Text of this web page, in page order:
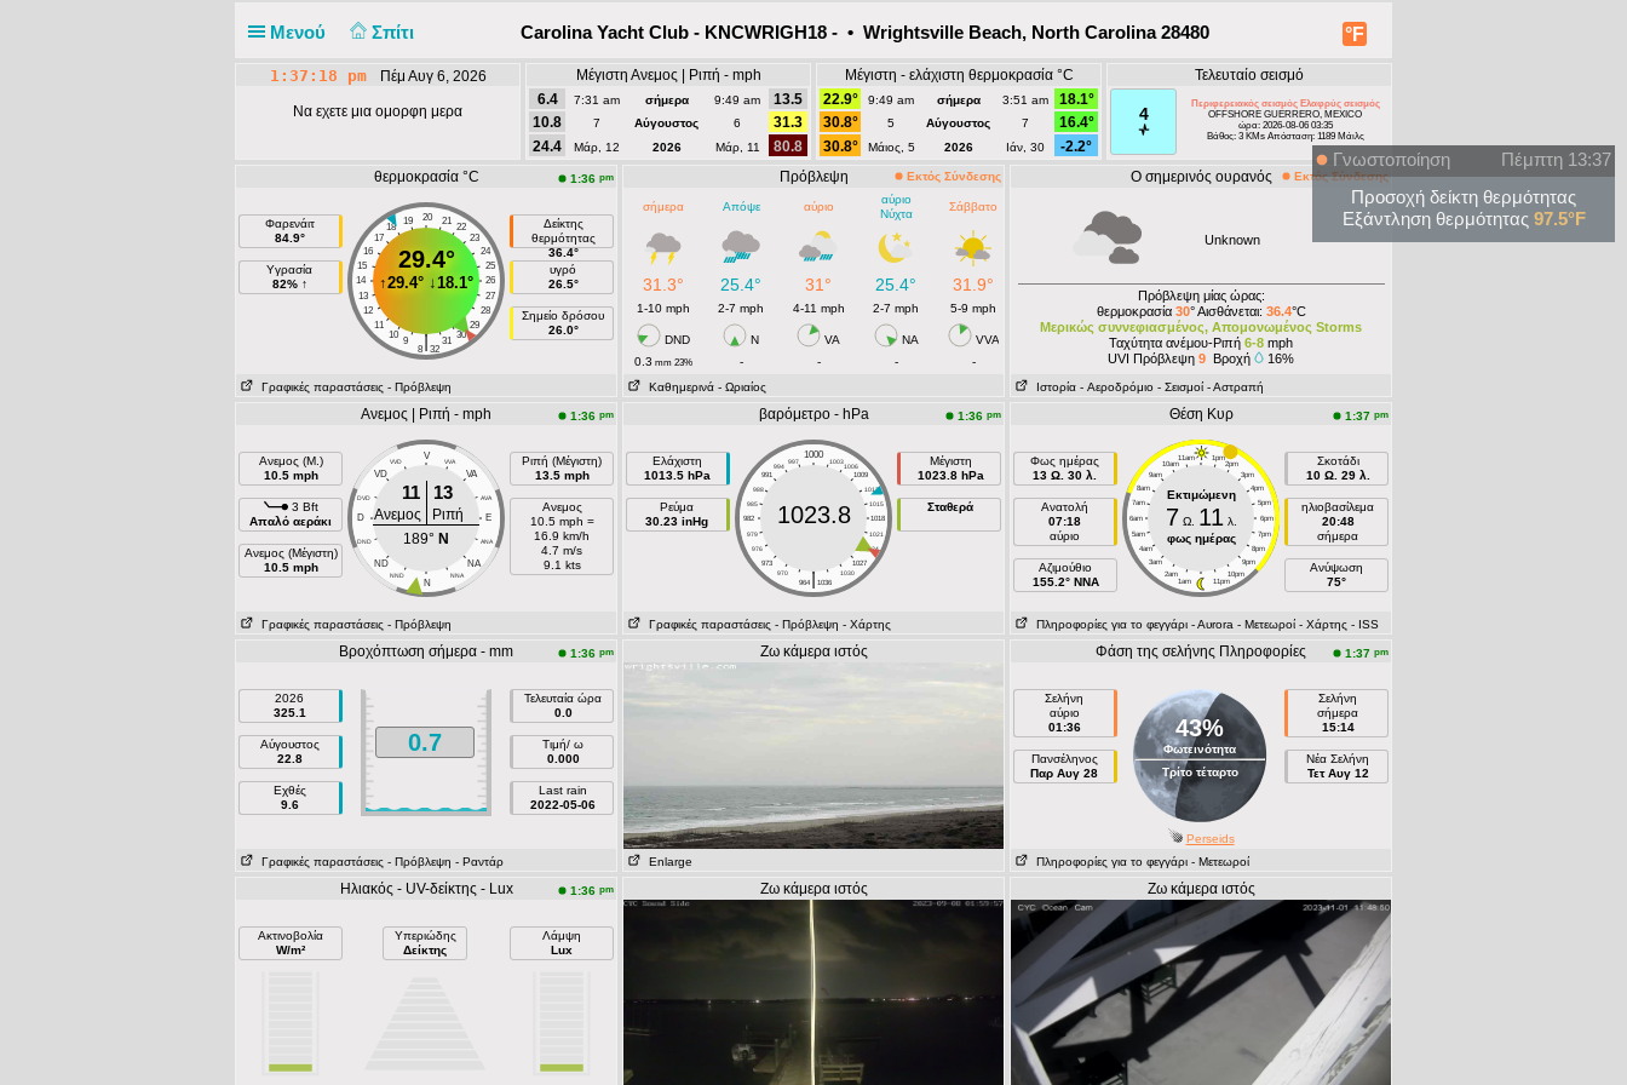
Μενού Σπίτι °F
Carolina Yacht Club - KNCWRIGH18 - • Wrightsville Beach, North Carolina 28480
1:37:18 pm Πέμ Αυγ 6, 2026
Να εχετε μια ομορφη μερα
Μέγιστη Ανεμος | Ριπή - mph
6.4
7:31 am σήμερα 9:49 am
13.5
10.8
7 Αύγουστος 6
31.3
24.4
Μάρ, 12 2026 Μάρ, 11 80.8
Μέγιστη - ελάχιστη θερμοκρασία °C
22.9°
9:49 am σήμερα 3:51 am
18.1°
30.8°
5 Αύγουστος 7
16.4°
30.8°
Μάιος, 5 2026 Ιάν, 30 -2.2°
Τελευταίο σεισμό
4
Περιφερειακός σεισμός Ελαφρύς σεισμός
OFFSHORE GUERRERO, MEXICO
ώρα: 2026-08-06 03:35
Βάθος: 3 KMs Απόσταση: 1189 Μάιλς
θερμοκρασία °C 1:36 pm
Φαρενάιτ
84.9°
Υγρασία
82% ↑
20
19 21
18
22
17
23
16
24
15
25
14
26
13
27
12
28
11
29
10
30
9 31
|
8 32
29.4°
↑29.4° ↓18.1°
Δείκτης
θερμότητας
36.4°
υγρό
26.5°
Σημείο δρόσου
26.0°
Γραφικές παραστάσεις - Πρόβλεψη
Πρόβλεψη Εκτός Σύνδεσης
σήμερα Απόψε αύριο
αύριο
Νύχτα
Σάββατο
31.3° 25.4° 31° 25.4° 31.9°
1-10 mph 2-7 mph 4-11 mph 2-7 mph 5-9 mph
DND N VA NA
VVA
0.3 mm 23% - - -
-
Καθημερινά - Ωριαίος
Ο σημερινός ουρανός Εκτός Σύνδεσης
Unknown
Πρόβλεψη μίας ώρας:
θερμοκρασία 30° Αισθάνεται: 36.4°C
Μερικώς συννεφιασμένος, Απομονωμένος Storms
Ταχύτητα ανέμου-Ριπή 6-8 mph
UVI Πρόβλεψη 9 Βροχή 16%
Ιστορία - Aεροδρόμιο - Σεισμοί - Αστραπή
Ανεμος | Ριπή - mph 1:36 pm
Ανεμος (Μ.)
10.5 mph
3 Bft
Απαλό αεράκι
Ανεμος (Μέγιστη)
10.5 mph
V
VVD VVA
VD VA
DVD AVA
D E
DND ANA
ND NA
NND NNA
N
11 13
Ανεμος
Ριπή
189° N
Ριπή (Μέγιστη)
13.5 mph
Ανεμος
10.5 mph =
16.9 km/h
4.7 m/s
9.1 kts
Γραφικές παραστάσεις - Πρόβλεψη
βαρόμετρο - hPa 1:36 pm
Ελάχιστη
1013.5 hPa
Ρεύμα
30.23 inHg
1000
997 1003
994
1006
991
1009
988
1012
985
1015
982
1018
979
1021
976
1024
973
1027
970
1030
|
964 1036
1023.8
Μέγιστη
1023.8 hPa
Σταθερά
Γραφικές παραστάσεις - Πρόβλεψη - Χάρτης
Θέση Κυρ 1:37 pm
Φως ημέρας
13 Ω. 30 λ.
Ανατολή
07:18
αύριο
Aζιμούθιο
155.2° NNA
11am 1pm
10am 2pm
9am 3pm
8am 4pm
7am 5pm
6am 6pm
5am 7pm
4am 8pm
3am 9pm
2am 10pm
1am 11pm
Εκτιμώμενη
7 Ω. 11 λ.
φως ημέρας
Σκοτάδι
10 Ω. 29 λ.
ηλιοβασίλεμα
20:48
σήμερα
Ανύψωση
75°
Πληροφορίες για το φεγγάρι - Αυrora - Μετεωροί - Χάρτης - ISS
Βροχόπτωση σήμερα - mm 1:36 pm
2026
325.1
Αύγουστος
22.8
Εχθές
9.6
0.7
Τελευταία ώρα
0.0
Τιμή/ ω
0.000
Last rain
2022-05-06
Γραφικές παραστάσεις - Πρόβλεψη - Ραντάρ
Ζω κάμερα ιστός
Enlarge
Φάση της σελήνης Πληροφορίες 1:37 pm
Σελήνη
αύριο
01:36
Πανσέληνος
Παρ Αυγ 28
43%
Φωτεινότητα
Τρίτο τέταρτο
Σελήνη
σήμερα
15:14
Νέα Σελήνη
Τετ Αυγ 12
Perseids
Πληροφορίες για το φεγγάρι - Μετεωροί
Ηλιακός - UV-δείκτης - Lux 1:36 pm
Ακτινοβολία
W/m²
Υπεριώδης
Δείκτης
Λάμψη
Lux
Ζω κάμερα ιστός Ζω κάμερα ιστός
Γνωστοποίηση
Πέμπτη 13:37
Προσοχή δείκτη θερμότητας
Εξάντληση θερμότητας 97.5°F